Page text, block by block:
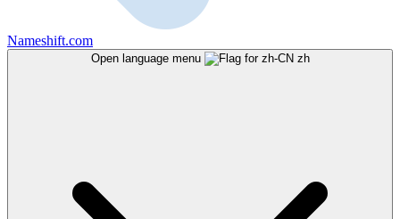
Nameshift.com
Open language menu zh